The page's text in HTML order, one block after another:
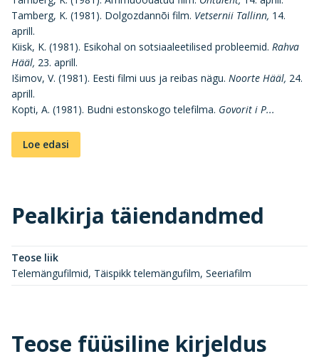
Tamberg, K. (1981). Dolgozdannõi film. Vetsernii Tallinn, 14.
aprill.
Kiisk, K. (1981). Esikohal on sotsiaaleetilised probleemid. Rahva
Hääl, 23. aprill.
Išimov, V. (1981). Eesti filmi uus ja reibas nägu. Noorte Hääl, 24.
aprill.
Kopti, A. (1981). Budni estonskogo telefilma. Govorit i P...
Loe edasi
Pealkirja täiendandmed
Teose liik
Telemängufilmid, Täispikk telemängufilm, Seeriafilm
Teose füüsiline kirjeldus